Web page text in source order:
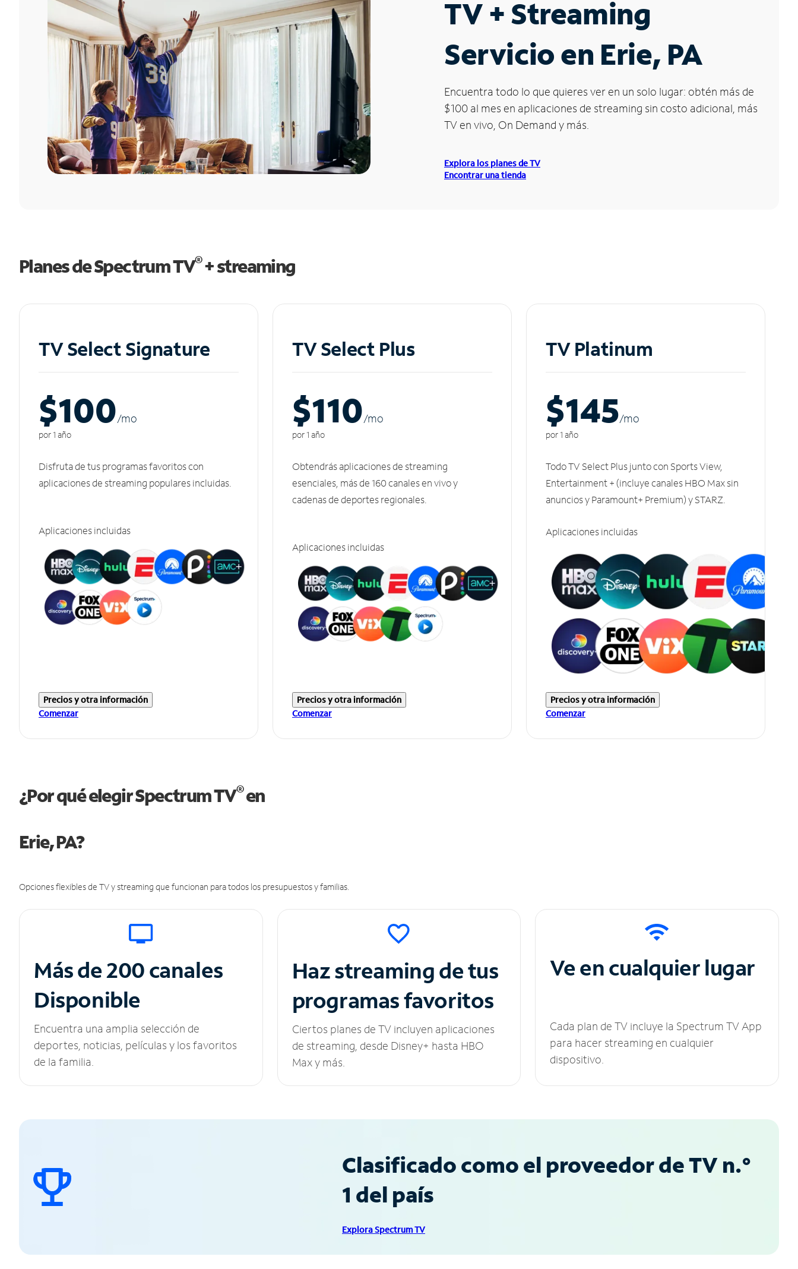
TV + Streaming
Servicio en Erie, PA
Encuentra todo lo que quieres ver en un solo lugar: obtén más de
$100 al mes en aplicaciones de streaming sin costo adicional, más
TV en vivo, On Demand y más.
Explora los planes de TV
Encontrar una tienda
Planes de Spectrum TV®+ streaming
TV Select Signature
$100/mo
por 1 año
Disfruta de tus programas favoritos con
aplicaciones de streaming populares incluidas.
Aplicaciones incluidas
Precios y otra información
Comenzar
TV Select Plus
$110/mo
por 1 año
Obtendrás aplicaciones de streaming
esenciales, más de 160 canales en vivo y
cadenas de deportes regionales.
Aplicaciones incluidas
Precios y otra información
Comenzar
TV Platinum
$145/mo
por 1 año
Todo TV Select Plus junto con Sports View,
Entertainment + (incluye canales HBO Max sin
anuncios y Paramount+ Premium) y STARZ.
Aplicaciones incluidas
Precios y otra información
Comenzar
¿Por qué elegir Spectrum TV®en
Erie, PA?
Opciones flexibles de TV y streaming que funcionan para todos los presupuestos y familias.
Más de 200 canales
Disponible
Encuentra una amplia selección de
deportes, noticias, películas y los favoritos
de la familia.
Haz streaming de tus
programas favoritos
Ciertos planes de TV incluyen aplicaciones
de streaming, desde Disney+ hasta HBO
Max y más.
Ve en cualquier lugar
Cada plan de TV incluye la Spectrum TV App
para hacer streaming en cualquier
dispositivo.
Clasificado como el proveedor de TV n.°
1 del país
Explora Spectrum TV